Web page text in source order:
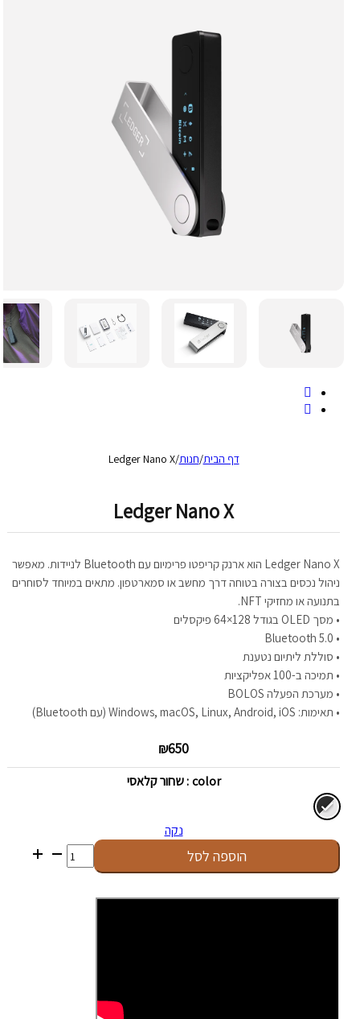
דף הבית/חנות/
Ledger Nano X
Ledger Nano X
Ledger Nano X הוא ארנק קריפטו פרימיום עם Bluetooth לניידות. מאפשר
ניהול נכסים בצורה בטוחה דרך מחשב או סמארטפון. מתאים במיוחד לסוחרים
בתנועה או מחזיקי NFT.
• מסך OLED בגודל 128×64 פיקסלים
• סוללת ליתיום נטענת
• תמיכה ב-100 אפליקציות
• מערכת הפעלה BOLOS
• תאימות: Windows, macOS, Linux, Android, iOS (עם Bluetooth)
₪650
color: שחור קלאסי
נקה
כמות
של
Nano
הוספה לסל